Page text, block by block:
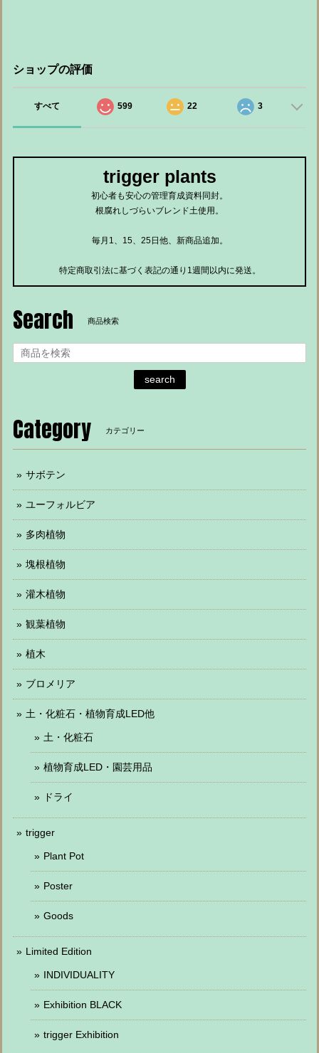
ショップの評価
すべて 599 22 3
trigger plants
初心者も安心の管理育成資料同封。
根腐れしづらいブレンド土使用。
毎月1、15、25日他、新商品追加。
特定商取引法に基づく表記の通り1週間以内に発送。
Search 商品検索
search
Category カテゴリー
サボテン
ユーフォルビア
多肉植物
塊根植物
灌木植物
観葉植物
植木
ブロメリア
土・化粧石・植物育成LED他
土・化粧石
植物育成LED・園芸用品
ドライ
trigger
Plant Pot
Poster
Goods
Limited Edition
INDIVIDUALITY
Exhibition BLACK
trigger Exhibition